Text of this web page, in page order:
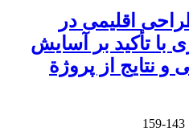
اقلیمی در
تأکید بر آسایش
نتایج از پروژة
143-159